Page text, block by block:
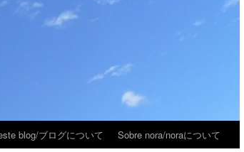
blog/ブログについて Sobre nora/noraについて